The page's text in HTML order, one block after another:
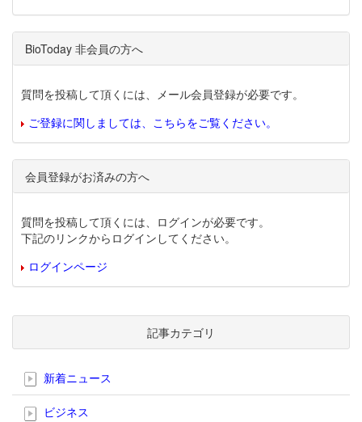
BioToday 非会員の方へ
質問を投稿して頂くには、メール会員登録が必要です。
ご登録に関しましては、こちらをご覧ください。
会員登録がお済みの方へ
質問を投稿して頂くには、ログインが必要です。
下記のリンクからログインしてください。
ログインページ
記事カテゴリ
新着ニュース
ビジネス